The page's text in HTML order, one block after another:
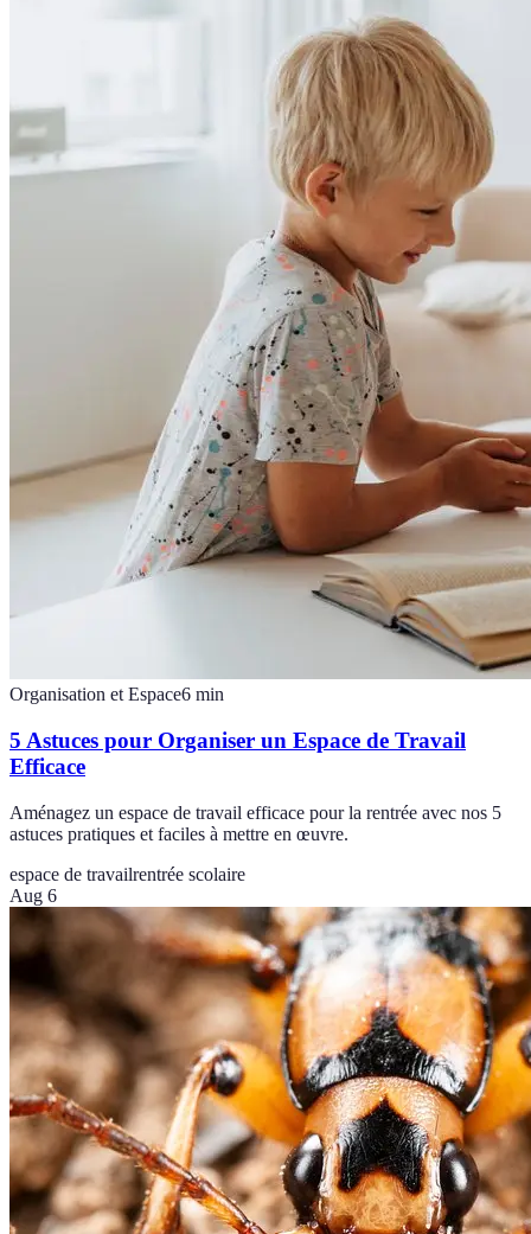
Organisation et Espace6 min
5 Astuces pour Organiser un Espace de Travail
Efficace
Aménagez un espace de travail efficace pour la rentrée avec nos 5
astuces pratiques et faciles à mettre en œuvre.
espace de travailrentrée scolaire
Aug 6